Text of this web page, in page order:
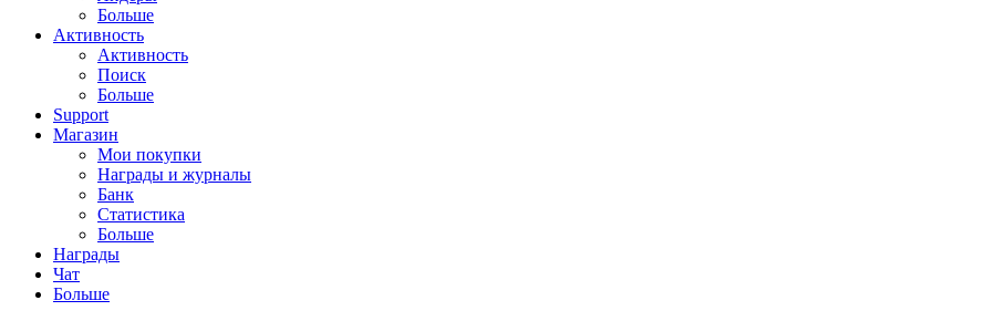
Больше
Активность
Активность
Поиск
Больше
Support
Магазин
Мои покупки
Награды и журналы
Банк
Статистика
Больше
Награды
Чат
Больше